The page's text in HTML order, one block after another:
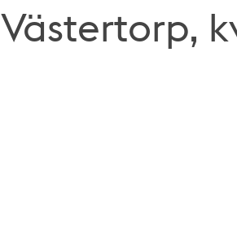
Västertorp,